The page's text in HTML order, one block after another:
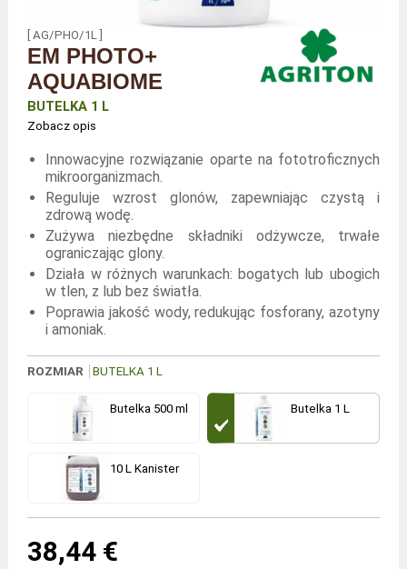
[ AG/PHO/1L ]
EM PHOTO+
AQUABIOME
BUTELKA 1 L
Zobacz opis
Innowacyjne rozwiązanie oparte na fototroficznych
mikroorganizmach.
Reguluje wzrost glonów, zapewniając czystą i
zdrową wodę.
Zużywa niezbędne składniki odżywcze, trwałe
ograniczając glony.
Działa w różnych warunkach: bogatych lub ubogich
w tlen, z lub bez światła.
Poprawia jakość wody, redukując fosforany, azotyny
i amoniak.
ROZMIAR BUTELKA 1 L
Butelka 500 ml Butelka 1 L
10 L Kanister
38,44 €